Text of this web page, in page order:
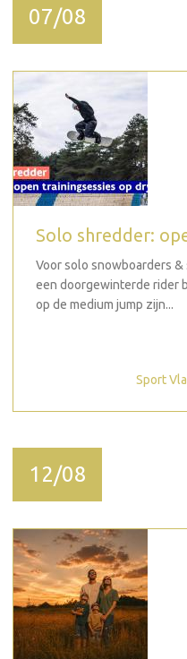
07/08
Solo shredder:
Voor solo snowboarders
een doorgewinterde rider
op de medium jump zijn...
Sport
12/08